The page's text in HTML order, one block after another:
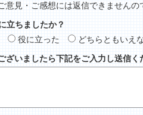
意見・ご感想には返信できませんの
立ちましたか？
役に立った
どちらともいえ
ざいましたら下記をご入力し送信く